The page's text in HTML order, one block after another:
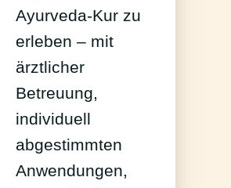
Ayurveda-Kur zu
erleben – mit
ärztlicher
Betreuung,
individuell
abgestimmten
Anwendungen,